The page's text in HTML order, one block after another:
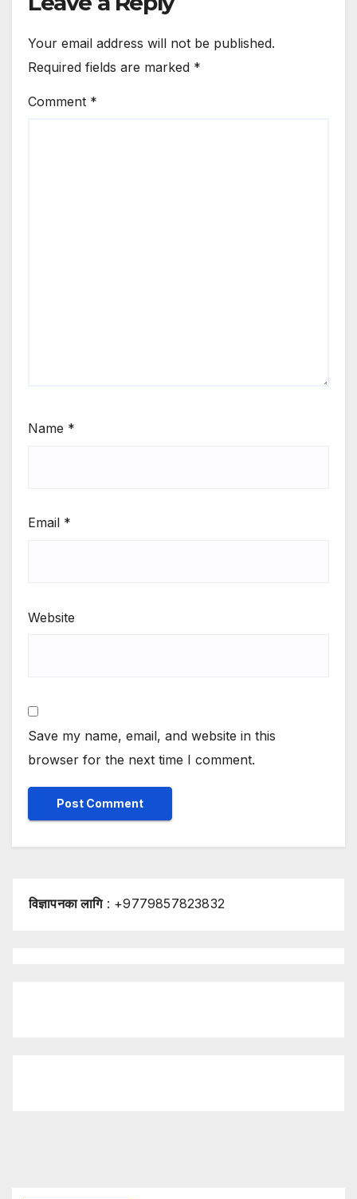
Your email address will not be published.
Required fields are marked *
Comment *
Name *
Email *
Website
Save my name, email, and website in this
browser for the next time I comment.
विज्ञापनका लागि: +9779857823832